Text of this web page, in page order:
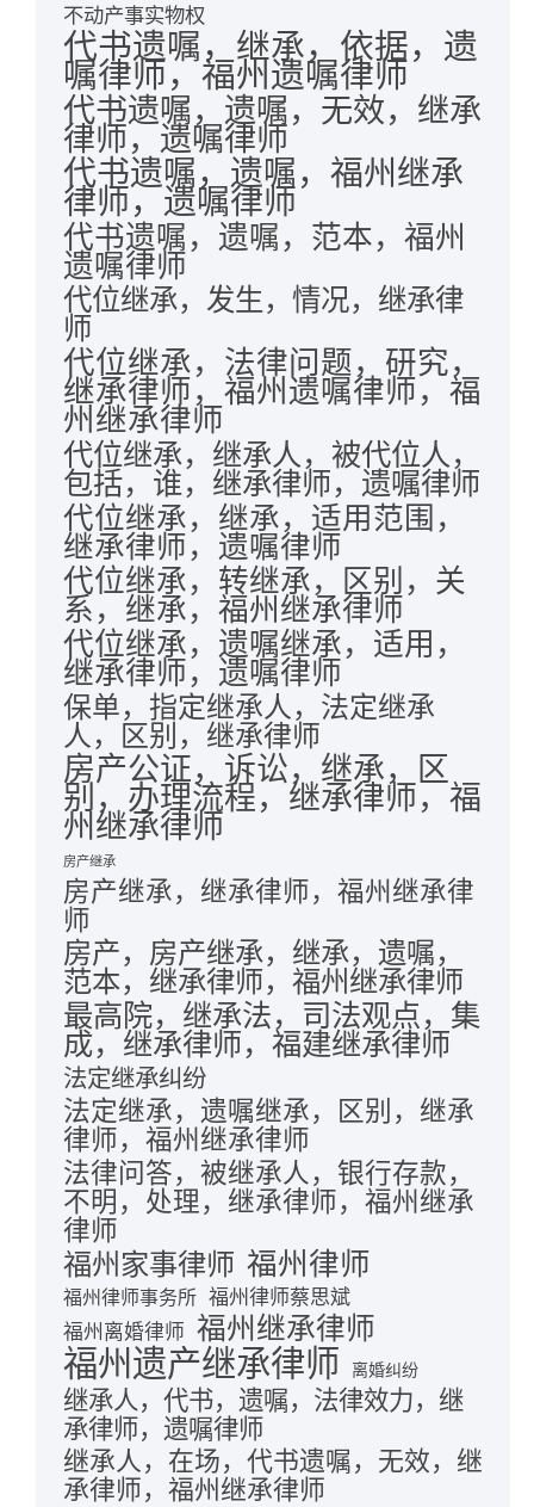
不动产事实物权
代书遗嘱，继承，依据，遗
嘱律师，福州遗嘱律师
代书遗嘱，遗嘱，无效，继承
律师，遗嘱律师
代书遗嘱，遗嘱，福州继承
律师，遗嘱律师
代书遗嘱，遗嘱，范本，福州
遗嘱律师
代位继承，发生，情况，继承律
师
代位继承，法律问题，研究，
继承律师，福州遗嘱律师，福
州继承律师
代位继承，继承人，被代位人，
包括，谁，继承律师，遗嘱律师
代位继承，继承，适用范围，
继承律师，遗嘱律师
代位继承，转继承，区别，关
系，继承，福州继承律师
代位继承，遗嘱继承，适用，
继承律师，遗嘱律师
保单，指定继承人，法定继承
人，区别，继承律师
房产公证，诉讼，继承，区
别，办理流程，继承律师，福
州继承律师
房产继承
房产继承，继承律师，福州继承律
师
房产，房产继承，继承，遗嘱，
范本，继承律师，福州继承律师
最高院，继承法，司法观点，集
成，继承律师，福建继承律师
法定继承纠纷
法定继承，遗嘱继承，区别，继承
律师，福州继承律师
法律问答，被继承人，银行存款，
不明，处理，继承律师，福州继承
律师
福州家事律师 福州律师
福州律师事务所 福州律师蔡思斌
福州离婚律师 福州继承律师
福州遗产继承律师 离婚纠纷
继承人，代书，遗嘱，法律效力，继
承律师，遗嘱律师
继承人，在场，代书遗嘱，无效，继
承律师，福州继承律师